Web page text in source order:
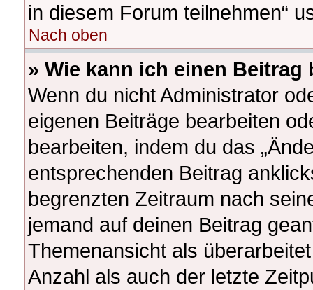
in diesem Forum teilnehmen“
Nach oben
» Wie kann ich einen
Wenn du nicht Administrator
eigenen Beiträge bearbeiten
bearbeiten, indem du das
entsprechenden Beitrag
begrenzten Zeitraum nach
jemand auf deinen Beitrag
Themenansicht als
Anzahl als auch der letzte